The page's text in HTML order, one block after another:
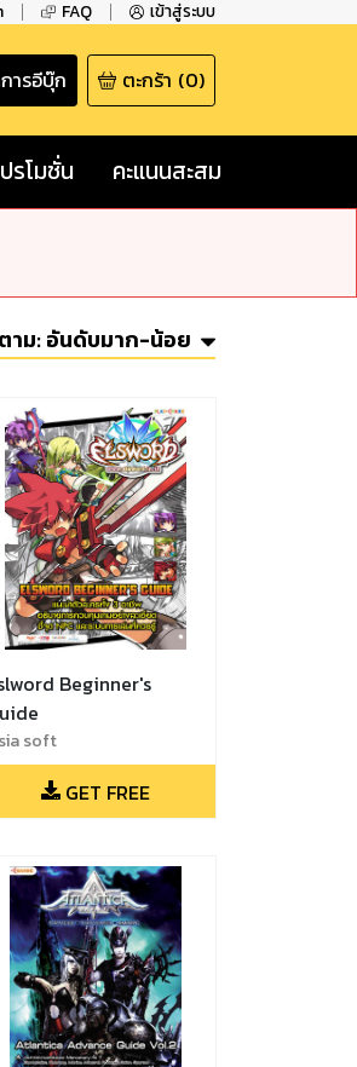
FAQ เข้าสู่ระบบ
ารอีบุ๊ก ตะกร้า (0)
รโมชั่น คะแนนสะสม
าม:อันดับมาก-น้อย
Beginner's
soft
GET FREE